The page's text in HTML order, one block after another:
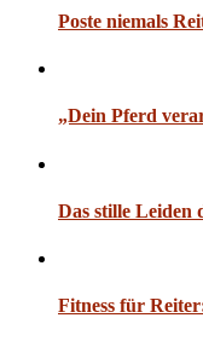
Poste niemals
„Dein Pferd
Das stille Leiden
Fitness für